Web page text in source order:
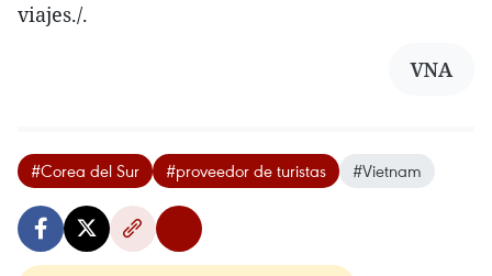
viajes./.
VNA
#Corea del Sur #proveedor de turistas #Vietnam